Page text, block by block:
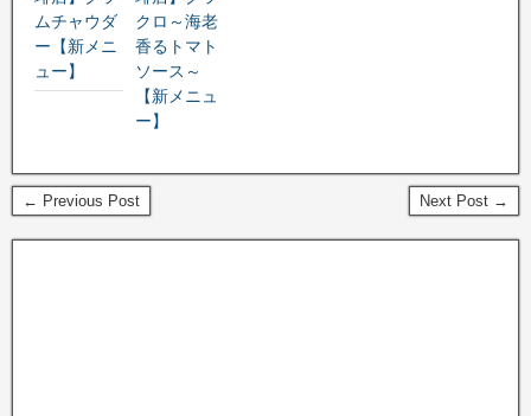
ムチャウダ
ー【新メニ
ュー】
クロ～海老
香るトマト
ソース～
【新メニュ
ー】
← Previous Post Next Post →